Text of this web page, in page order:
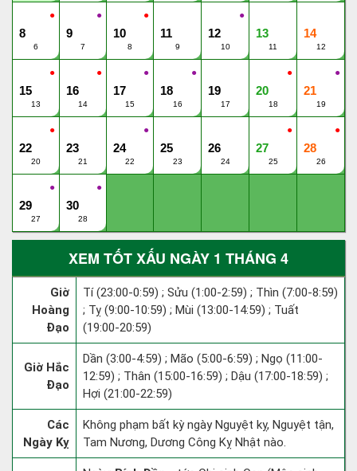
●
8
6
●
9
7
●
10
8
11
9
●
12
10
13
11
14
12
●
15
13
●
16
14
●
17
15
●
18
16
19
17
●
20
18
●
21
19
●
22
20
23
21
●
24
22
25
23
26
24
●
27
25
●
28
26
●
29
27
●
30
28
XEM TỐT XẤU NGÀY 1 THÁNG 4
Giờ
Hoàng
Đạo
Tí (23:00-0:59) ; Sửu (1:00-2:59) ; Thìn (7:00-8:59)
; Tỵ (9:00-10:59) ; Mùi (13:00-14:59) ; Tuất
(19:00-20:59)
Giờ Hắc
Đạo
Dần (3:00-4:59) ; Mão (5:00-6:59) ; Ngọ (11:00-
12:59) ; Thân (15:00-16:59) ; Dậu (17:00-18:59) ;
Hợi (21:00-22:59)
Các
Ngày Kỵ
Không phạm bất kỳ ngày Nguyệt kỵ, Nguyệt tận,
Tam Nương, Dương Công Kỵ Nhật nào.